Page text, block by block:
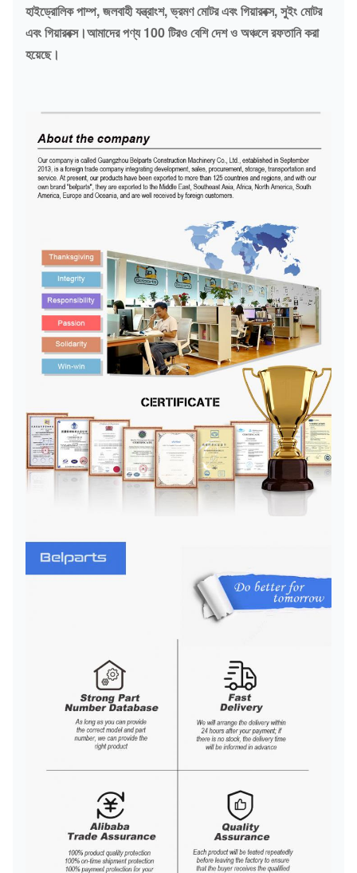
হাইড্রোলিক পাম্প, জলবাহী যন্ত্রাংশ, ভ্রমণ মোটর এবং গিয়ারবক্স, সুইং মোটর
এবং গিয়ারবক্স।আমাদের পণ্য 100 টিরও বেশি দেশ ও অঞ্চলে রফতানি করা
হয়েছে।